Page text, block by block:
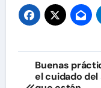
Buenas
el cuidado del